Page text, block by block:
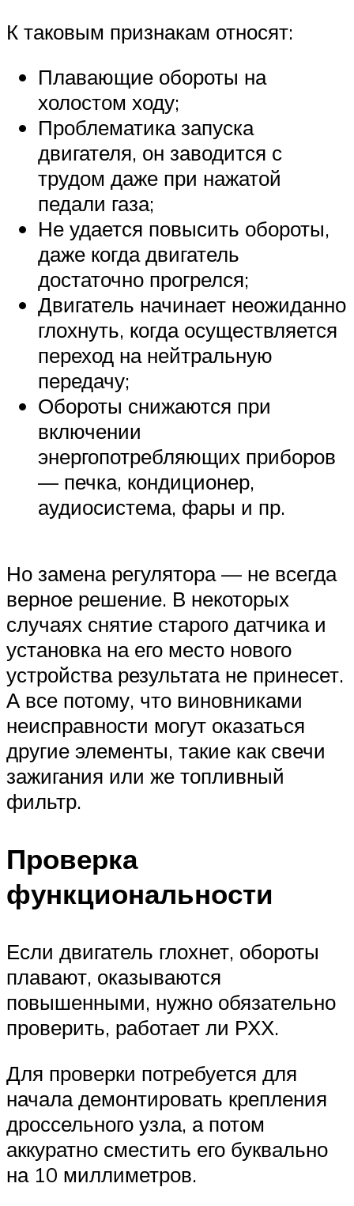
К таковым признакам относят:
Плавающие обороты на
холостом ходу;
Проблематика запуска
двигателя, он заводится с
трудом даже при нажатой
педали газа;
Не удается повысить обороты,
даже когда двигатель
достаточно прогрелся;
Двигатель начинает неожиданно
глохнуть, когда осуществляется
переход на нейтральную
передачу;
Обороты снижаются при
включении
энергопотребляющих приборов
— печка, кондиционер,
аудиосистема, фары и пр.
Но замена регулятора — не всегда
верное решение. В некоторых
случаях снятие старого датчика и
установка на его место нового
устройства результата не принесет.
А все потому, что виновниками
неисправности могут оказаться
другие элементы, такие как свечи
зажигания или же топливный
фильтр.
Проверка
функциональности
Если двигатель глохнет, обороты
плавают, оказываются
повышенными, нужно обязательно
проверить, работает ли РХХ.
Для проверки потребуется для
начала демонтировать крепления
дроссельного узла, а потом
аккуратно сместить его буквально
на 10 миллиметров.